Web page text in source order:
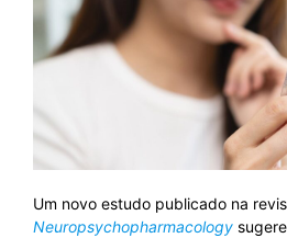
Um novo estudo publicado na
Neuropsychopharmacology